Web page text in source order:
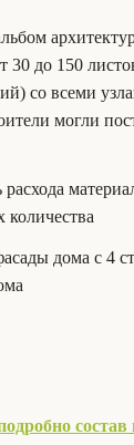
30 до 150
со всеми
могли
количества
дома с 4
состав